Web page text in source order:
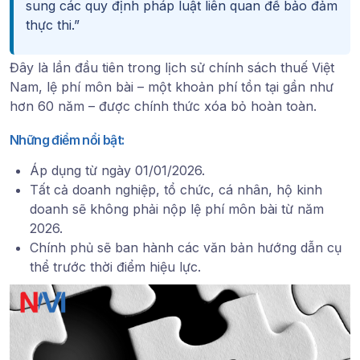
sung các quy định pháp luật liên quan để bảo đảm
thực thi.”
Đây là lần đầu tiên trong lịch sử chính sách thuế Việt
Nam, lệ phí môn bài – một khoản phí tồn tại gần như
hơn 60 năm – được chính thức xóa bỏ hoàn toàn.
Những điểm nổi bật:
Áp dụng từ ngày 01/01/2026.
Tất cả doanh nghiệp, tổ chức, cá nhân, hộ kinh
doanh sẽ không phải nộp lệ phí môn bài từ năm
2026.
Chính phủ sẽ ban hành các văn bản hướng dẫn cụ
thể trước thời điểm hiệu lực.